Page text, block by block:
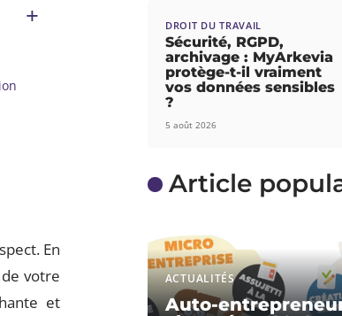
En
votre
et
DROIT DU TRAVAIL
Sécurité, RGPD,
archivage : MyArkevia
protège-t-il vraiment
vos données sensibles
?
5 août 2026
Article
ACTUALITÉS
Auto-